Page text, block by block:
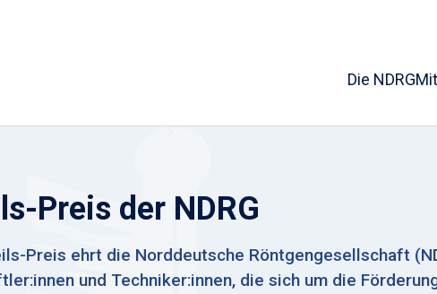
Die NDRG
Preis der NDRG
Preis ehrt die Norddeutsche Röntgengesellschaft
und Techniker:innen, die sich um die